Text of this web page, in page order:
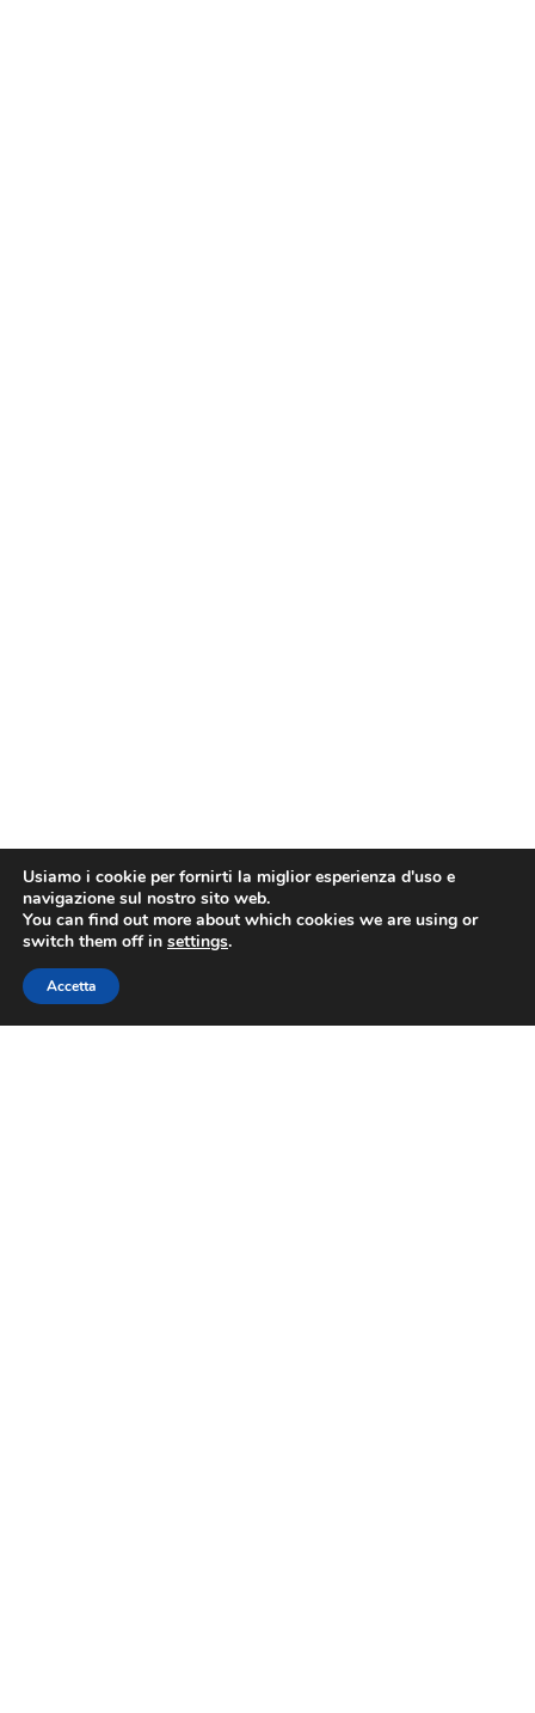
Usiamo i cookie per fornirti la miglior esperienza d'uso e
navigazione sul nostro sito web.
You can find out more about which cookies we are using or
switch them off in settings.
Accetta